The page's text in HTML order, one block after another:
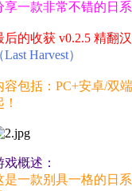
享一款非常不错的日
后的收获 v0.2.5 精翻
Last Harvest）
容包括：PC+安卓/双
！
戏概述：
是一款别具一格的日